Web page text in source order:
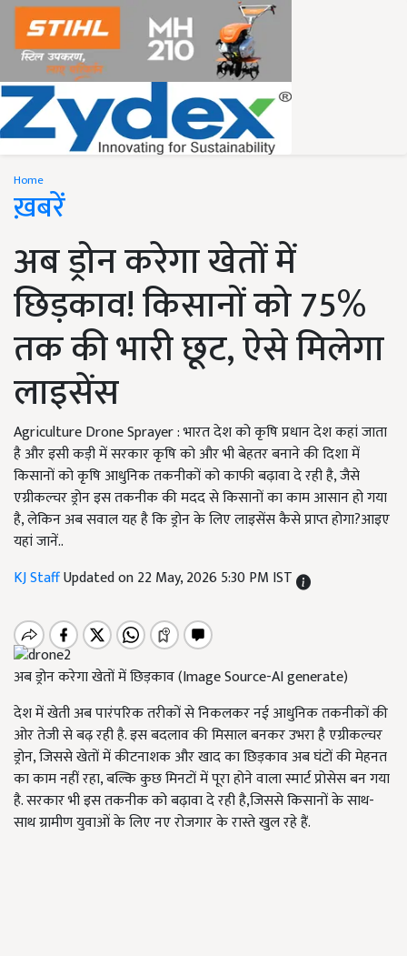
Home
ख़बरें
अब ड्रोन करेगा खेतों में
छिड़काव! किसानों को 75%
तक की भारी छूट, ऐसे मिलेगा
लाइसेंस
Agriculture Drone Sprayer : भारत देश को कृषि प्रधान देश कहां जाता
है और इसी कड़ी में सरकार कृषि को और भी बेहतर बनाने की दिशा में
किसानों को कृषि आधुनिक तकनीकों को काफी बढ़ावा दे रही है, जैसे
एग्रीकल्चर ड्रोन इस तकनीक की मदद से किसानों का काम आसान हो गया
है, लेकिन अब सवाल यह है कि ड्रोन के लिए लाइसेंस कैसे प्राप्त होगा?आइए
यहां जानें..
KJ StaffUpdated on 22 May, 2026 5:30 PM IST
अब ड्रोन करेगा खेतों में छिड़काव (Image Source-AI generate)
देश में खेती अब पारंपरिक तरीकों से निकलकर नई आधुनिक तकनीकों की
ओर तेजी से बढ़ रही है. इस बदलाव की मिसाल बनकर उभरा है एग्रीकल्चर
ड्रोन, जिससे खेतों में कीटनाशक और खाद का छिड़काव अब घंटों की मेहनत
का काम नहीं रहा, बल्कि कुछ मिनटों में पूरा होने वाला स्मार्ट प्रोसेस बन गया
है. सरकार भी इस तकनीक को बढ़ावा दे रही है,जिससे किसानों के साथ-
साथ ग्रामीण युवाओं के लिए नए रोजगार के रास्ते खुल रहे हैं.